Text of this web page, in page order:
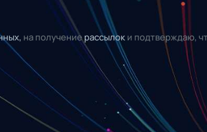
на получениерассылок и подтверждаю,